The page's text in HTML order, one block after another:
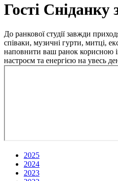
Гості Сніданку
До ранкової студії завжди
співаки, музичні гурти, митці,
наповнити ваш ранок корисною
настроєм та енергією на увесь
2025
2024
2023